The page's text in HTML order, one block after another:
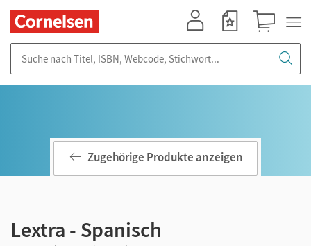
Zugehörige Produkte anzeigen
Lextra - Spanisch